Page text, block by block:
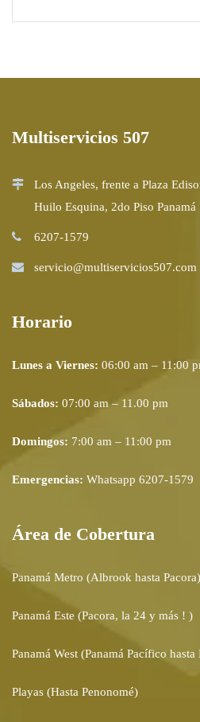
Multiservicios 507
Los Angeles, frente a Plaza
Huilo Esquina, 2do Piso Panamá
6207-1579
servicio@multiservicios507.com
Horario
Lunes a Viernes: 06:00 am – 11:00
Sábados: 07:00 am – 11.00 pm
Domingos: 7:00 am – 11:00 pm
Emergencias: Whatsapp 6207-1579
Área de Cobertura
Panamá Metro (Albrook hasta Pacora)
Panamá Este (Pacora, la 24 y más ! )
Panamá West (Panamá Pacífico hasta
Playas (Hasta Penonomé)